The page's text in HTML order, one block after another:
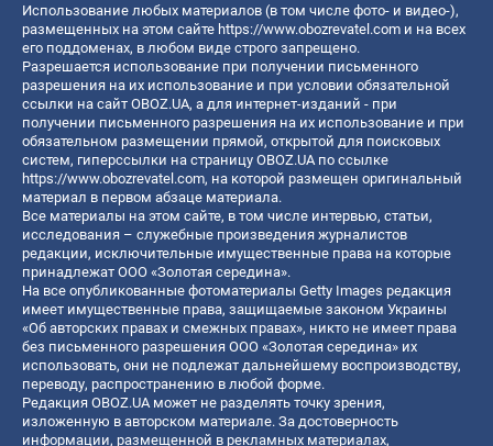
Использование любых материалов (в том числе фото- и видео-),
размещенных на этом сайте https://www.obozrevatel.com и на всех
его поддоменах, в любом виде строго запрещено.
Разрешается использование при получении письменного
разрешения на их использование и при условии обязательной
ссылки на сайт OBOZ.UA, а для интернет-изданий - при
получении письменного разрешения на их использование и при
обязательном размещении прямой, открытой для поисковых
систем, гиперссылки на страницу OBOZ.UA по ссылке
https://www.obozrevatel.com, на которой размещен оригинальный
материал в первом абзаце материала.
Все материалы на этом сайте, в том числе интервью, статьи,
исследования – служебные произведения журналистов
редакции, исключительные имущественные права на которые
принадлежат ООО «Золотая середина».
На все опубликованные фотоматериалы Getty Images редакция
имеет имущественные права, защищаемые законом Украины
«Об авторских правах и смежных правах», никто не имеет права
без письменного разрешения ООО «Золотая середина» их
использовать, они не подлежат дальнейшему воспроизводству,
переводу, распространению в любой форме.
Редакция OBOZ.UA может не разделять точку зрения,
изложенную в авторском материале. За достоверность
информации, размещенной в рекламных материалах,